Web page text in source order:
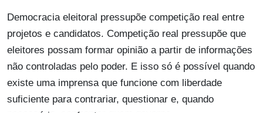
Democracia eleitoral pressupõe competição real entre
projetos e candidatos. Competição real pressupõe que
eleitores possam formar opinião a partir de informações
não controladas pelo poder. E isso só é possível quando
existe uma imprensa que funcione com liberdade
suficiente para contrariar, questionar e, quando